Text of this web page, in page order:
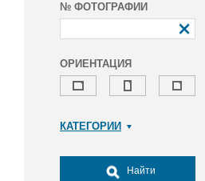
№ ФОТОГРАФИИ
ОРИЕНТАЦИЯ
КАТЕГОРИИ
Досуг, туризм и отдых
Найти